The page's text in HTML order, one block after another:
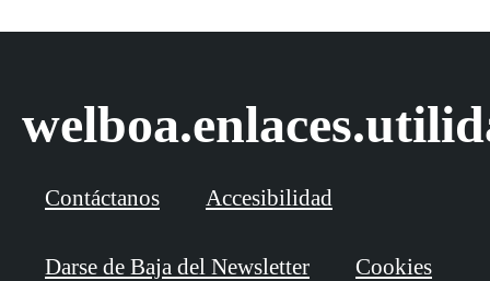
Contáctanos Accesibilidad
Darse de Baja del Newsletter Cookies